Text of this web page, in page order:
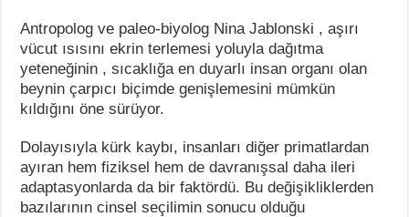
Antropolog ve paleo-biyolog Nina Jablonski , aşırı
vücut ısısını ekrin terlemesi yoluyla dağıtma
yeteneğinin , sıcaklığa en duyarlı insan organı olan
beynin çarpıcı biçimde genişlemesini mümkün
kıldığını öne sürüyor.
Dolayısıyla kürk kaybı, insanları diğer primatlardan
ayıran hem fiziksel hem de davranışsal daha ileri
adaptasyonlarda da bir faktördü. Bu değişikliklerden
bazılarının cinsel seçilimin sonucu olduğu